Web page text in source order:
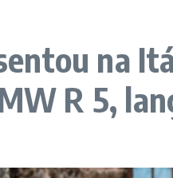
na
R 5,